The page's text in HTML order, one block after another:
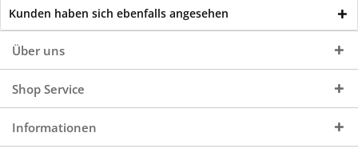
Kunden haben sich ebenfalls angesehen
Über uns
Shop Service
Informationen